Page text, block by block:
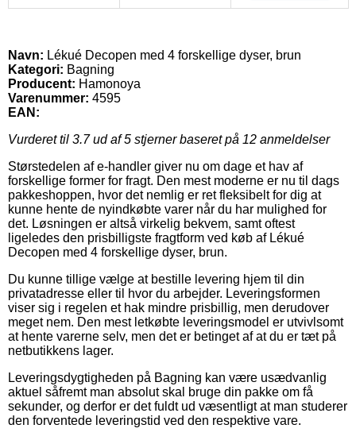
Navn: Lékué Decopen med 4 forskellige dyser, brun
Kategori: Bagning
Producent: Hamonoya
Varenummer: 4595
EAN:
Vurderet til 3.7ud af 5 stjerner baseret på 12 anmeldelser
Størstedelen af e-handler giver nu om dage et hav af
forskellige former for fragt. Den mest moderne er nu til dags
pakkeshoppen, hvor det nemlig er ret fleksibelt for dig at
kunne hente de nyindkøbte varer når du har mulighed for
det. Løsningen er altså virkelig bekvem, samt oftest
ligeledes den prisbilligste fragtform ved køb af Lékué
Decopen med 4 forskellige dyser, brun.
Du kunne tillige vælge at bestille levering hjem til din
privatadresse eller til hvor du arbejder. Leveringsformen
viser sig i regelen et hak mindre prisbillig, men derudover
meget nem. Den mest letkøbte leveringsmodel er utvivlsomt
at hente varerne selv, men det er betinget af at du er tæt på
netbutikkens lager.
Leveringsdygtigheden på Bagning kan være usædvanlig
aktuel såfremt man absolut skal bruge din pakke om få
sekunder, og derfor er det fuldt ud væsentligt at man studerer
den forventede leveringstid ved den respektive vare.